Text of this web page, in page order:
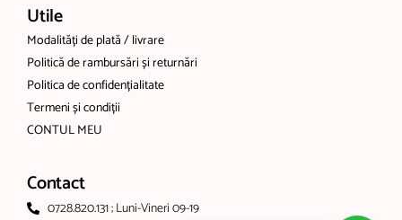
Utile
Modalități de plată / livrare
Politică de rambursări și returnări
Politica de confidențialitate
Termeni și condiții
CONTUL MEU
Contact
0728.820.131 ; Luni-Vineri 09-19